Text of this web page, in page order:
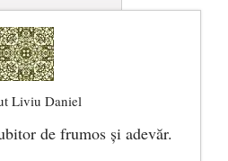
Liviu Daniel
de frumos şi adevăr.